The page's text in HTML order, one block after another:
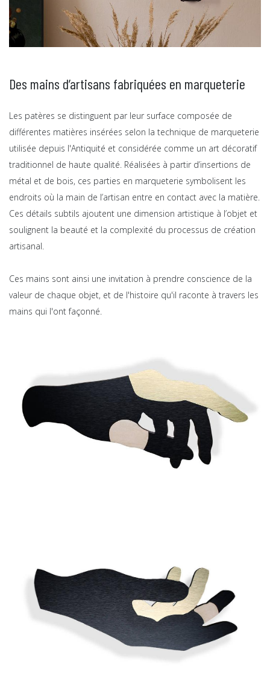
​Des mains d’artisans fabriquées en marqueterie
Les patères se distinguent par leur surface composée de
différentes matières insérées selon la technique de marqueterie
utilisée depuis l'Antiquité et considérée comme un art décoratif
traditionnel de haute qualité. ​​​Réalisées à partir d’insertions de
métal et de bois, ces parties en marqueterie symbolisent les
endroits où la main de l’artisan entre en contact avec la matière.
Ces détails subtils ajoutent une dimension artistique à l’objet et
soulignent la beauté et la complexité du processus de création
artisanal.​​​
Ces mains sont ainsi une invitation à prendre conscience de la
valeur de chaque objet, et de l'histoire qu'il raconte à travers les
mains qui l'ont façonné.